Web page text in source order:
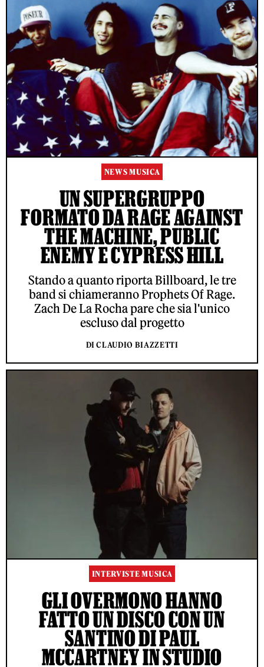
NEWS MUSICA
UN SUPERGRUPPO
FORMATO DA RAGE AGAINST
THE MACHINE, PUBLIC
ENEMY E CYPRESS HILL
Stando a quanto riporta Billboard, le tre
band si chiameranno Prophets Of Rage.
Zach De La Rocha pare che sia l'unico
escluso dal progetto
DI CLAUDIO BIAZZETTI
INTERVISTE MUSICA
GLI OVERMONO HANNO
FATTO UN DISCO CON UN
SANTINO DI PAUL
MCCARTNEY IN STUDIO